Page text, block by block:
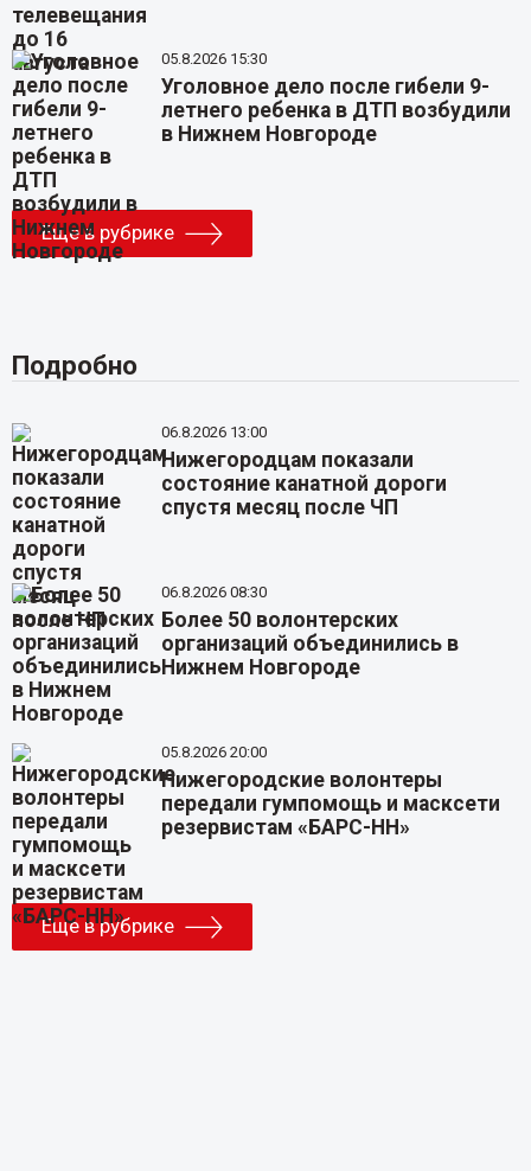
05.8.2026 15:30
Уголовное дело после гибели 9-
летнего ребенка в ДТП возбудили
в Нижнем Новгороде
Еще в рубрике
Подробно
06.8.2026 13:00
Нижегородцам показали
состояние канатной дороги
спустя месяц после ЧП
06.8.2026 08:30
Более 50 волонтерских
организаций объединились в
Нижнем Новгороде
05.8.2026 20:00
Нижегородские волонтеры
передали гумпомощь и масксети
резервистам «БАРС-НН»
Еще в рубрике